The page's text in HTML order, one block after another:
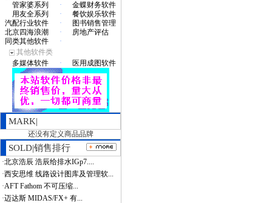
管家婆系列
·
金蝶财务软件
用友全系列
·
餐饮娱乐软件
汽配行业软件
·
图书销售管理
北京四海浪潮
·
房地产评估
同类其他软件
·
其他软件类
多媒体软件
· 医用成图软件
MARK|
还没有定义商品品牌
SOLD|销售排行
·北京浩辰 浩辰给排水IGp7....
·西安思维 线路设计图库及管理软...
·AFT Fathom 不可压缩...
·迈达斯 MIDAS/FX+ 有...